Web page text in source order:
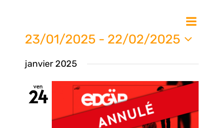
de
Liste
23/01/2025 - 22/02/2025
une
date.
janvier 2025
ven
24